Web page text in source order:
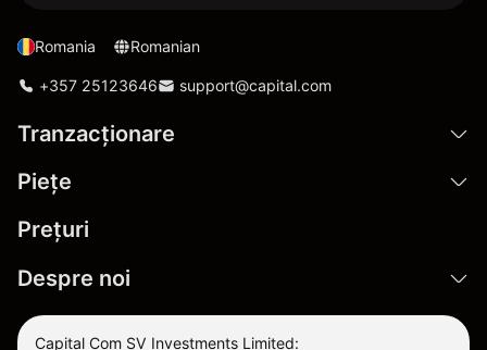
Romania Romanian
+357 25123646 support@capital.com
Tranzacționare
Pieţe
Prețuri
Despre noi
Capital Com SV Investments Limited: